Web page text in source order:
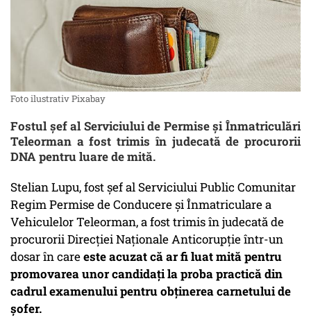
Foto ilustrativ Pixabay
Fostul şef al Serviciului de Permise şi Înmatriculări
Teleorman a fost trimis în judecată de procurorii
DNA pentru luare de mită.
Stelian Lupu, fost şef al Serviciului Public Comunitar
Regim Permise de Conducere şi Înmatriculare a
Vehiculelor Teleorman, a fost trimis în judecată de
procurorii Direcţiei Naţionale Anticorupţie într-un
dosar în careeste acuzat că ar fi luat mită pentru
promovarea unor candidaţi la proba practică din
cadrul examenului pentru obţinerea carnetului de
şofer.